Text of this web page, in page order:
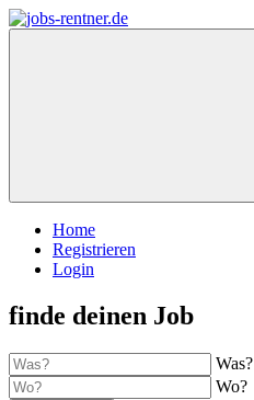
Home
Registrieren
Login
finde deinen Job
Was?
Wo?